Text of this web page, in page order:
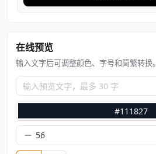
在线预览
输入文字后可调整颜色、字号和简繁转换。
输入预览文字，最多 30 字
#111827